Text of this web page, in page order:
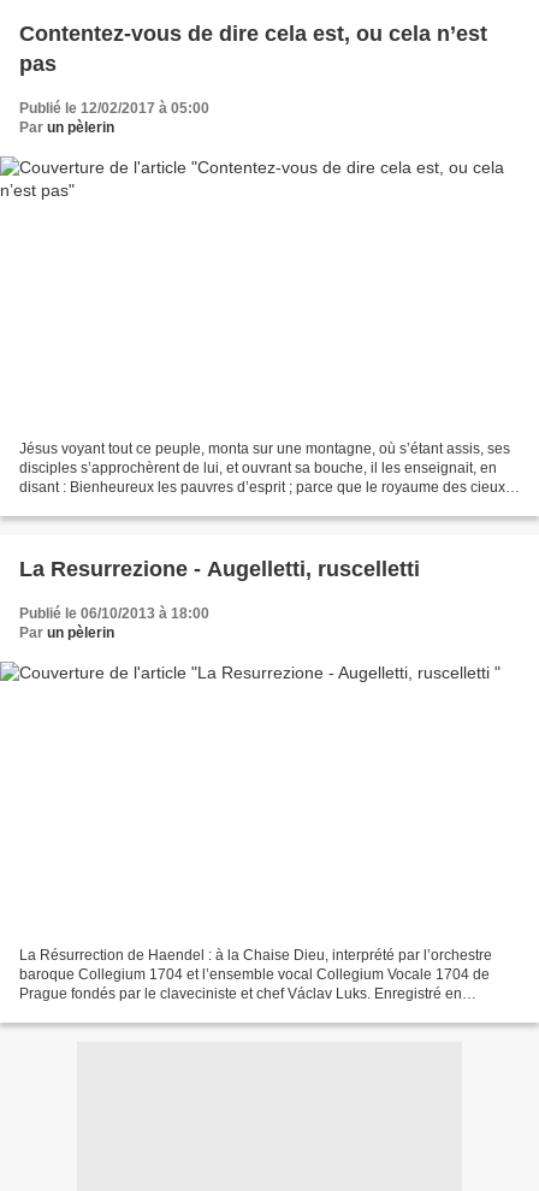
Contentez-vous de dire cela est, ou cela n’est
pas
Publié le 12/02/2017 à 05:00
Par un pèlerin
Jésus voyant tout ce peuple, monta sur une montagne, où s’étant assis, ses
disciples s’approchèrent de lui, et ouvrant sa bouche, il les enseignait, en
disant : Bienheureux les pauvres d’esprit ; parce que le royaume des cieux
La Resurrezione - Augelletti, ruscelletti
Publié le 06/10/2013 à 18:00
Par un pèlerin
La Résurrection de Haendel : à la Chaise Dieu, interprété par l’orchestre
baroque Collegium 1704 et l’ensemble vocal Collegium Vocale 1704 de
Prague fondés par le claveciniste et chef Václav Luks. Enregistré en